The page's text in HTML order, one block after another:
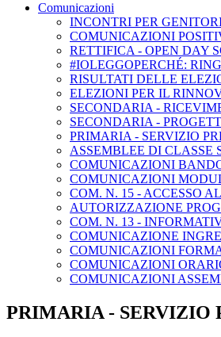
Comunicazioni
INCONTRI PER
COMUNICAZIONI
RETTIFICA - OPEN DAY
#IOLEGGOPERCHÉ:
RISULTATI DELLE
ELEZIONI PER IL
SECONDARIA -
SECONDARIA -
PRIMARIA - SERVIZIO
ASSEMBLEE DI CLASSE
COMUNICAZIONI
COMUNICAZIONI
COM. N. 15 - ACCESSO
AUTORIZZAZIONE
COM. N. 13 -
COMUNICAZIONE
COMUNICAZIONI
COMUNICAZIONI
COMUNICAZIONI
PRIMARIA - SERVIZIO